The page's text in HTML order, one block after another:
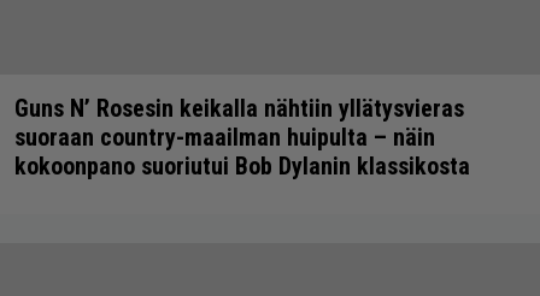
Guns N’ Rosesin keikalla nähtiin yllätysvieras
suoraan country-maailman huipulta – näin
kokoonpano suoriutui Bob Dylanin klassikosta